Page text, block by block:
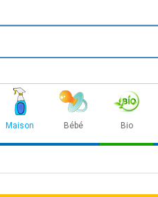
Maison Bébé Bio